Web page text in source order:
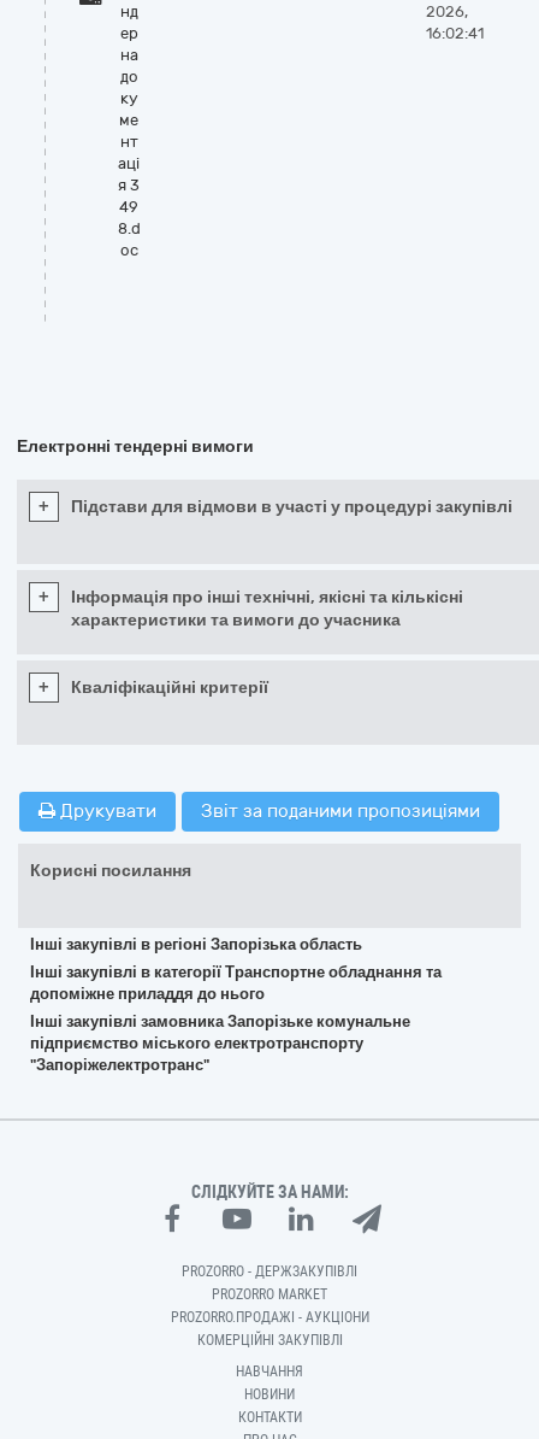
нд
ер
на
до
ку
ме
нт
аці
я 3
49
8.d
oc
2026,
16:02:41
Електронні тендерні вимоги
+ Підстави для відмови в участі у процедурі закупівлі
+
Інформація про інші технічні, якісні та кількісні
характеристики та вимоги до учасника
+ Кваліфікаційні критерії
Друкувати Звіт за поданими пропозиціями
Корисні посилання
Інші закупівлі в регіоні Запорізька область
Інші закупівлі в категорії Транспортне обладнання та
допоміжне приладдя до нього
Інші закупівлі замовника Запорізьке комунальне
підприємство міського електротранспорту
"Запоріжелектротранс"
СЛІДКУЙТЕ ЗА НАМИ:
PROZORRO - ДЕРЖЗАКУПІВЛІ
PROZORRO MARKET
PROZORRO.ПРОДАЖІ - АУКЦІОНИ
КОМЕРЦІЙНІ ЗАКУПІВЛІ
НАВЧАННЯ
НОВИНИ
КОНТАКТИ